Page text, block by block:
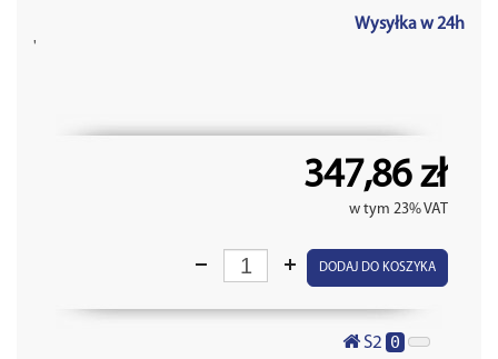
Wysyłka w 24h
'
347,86 zł
w tym 23% VAT
DODAJ DO KOSZYKA
S2 0